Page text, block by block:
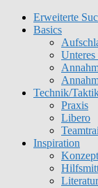
Erweiterte
Basics
Technik/
Praxis
Libero
Inspiration
Literatur
Get 30% off